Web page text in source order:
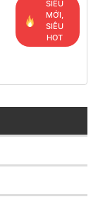
SIÊU
MỚI,
SIÊU
HOT